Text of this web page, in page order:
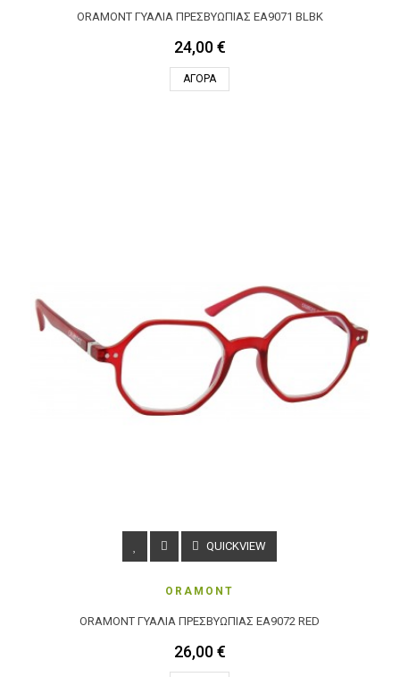
ORAMONT ΓΥΑΛΙΆ ΠΡΕΣΒΥΩΠΊΑΣ EA9071 BLBK
24,00 €
ΑΓΟΡΆ
QUICKVIEW
ORAMONT
ORAMONT ΓΥΑΛΙΆ ΠΡΕΣΒΥΩΠΊΑΣ EA9072 RED
26,00 €